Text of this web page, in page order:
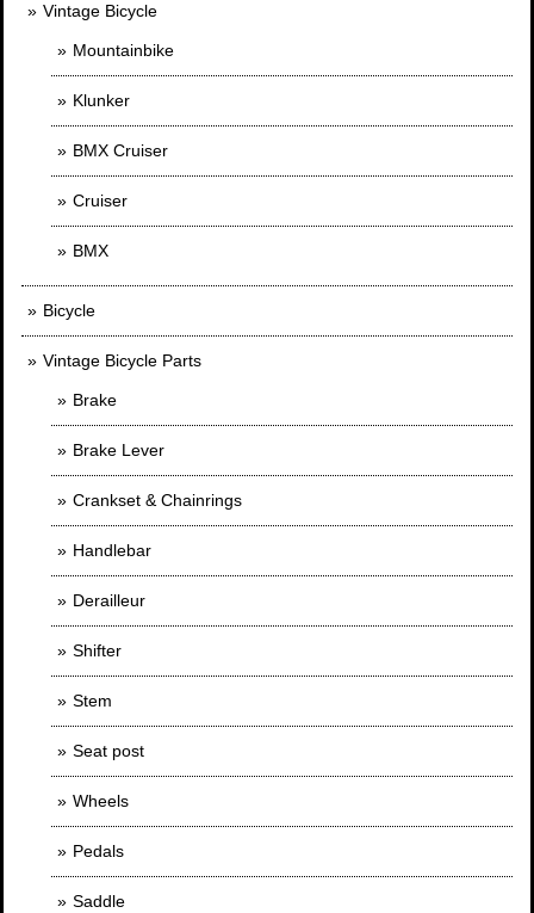
Vintage Bicycle
Mountainbike
Klunker
BMX Cruiser
Cruiser
BMX
Bicycle
Vintage Bicycle Parts
Brake
Brake Lever
Crankset & Chainrings
Handlebar
Derailleur
Shifter
Stem
Seat post
Wheels
Pedals
Saddle